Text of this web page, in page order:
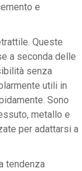
e
Queste
a seconda delle
senza
utili in
Sono
metallo e
per adattarsi a
tendenza